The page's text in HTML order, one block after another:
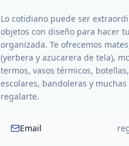
Lo cotidiano puede ser
objetos con diseño para hacer
organizada. Te ofrecemos
(yerbera y azucarera de tela),
termos, vasos térmicos,
escolares, bandoleras y
regalarte.
Email